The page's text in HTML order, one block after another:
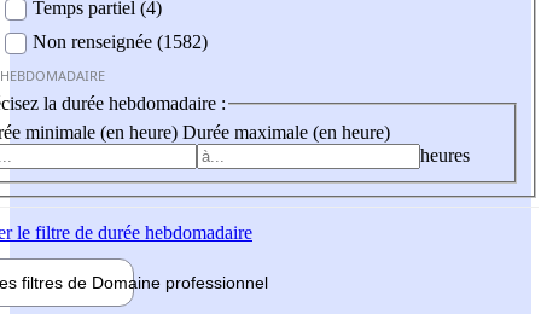
Temps partiel (4)
Non renseignée (1582)
la durée hebdomadaire :
minimale (en heure) Durée maximale (en heure)
heures
le filtre de durée hebdomadaire
filtres de Domaine professionnel